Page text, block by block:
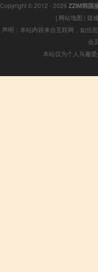
Copyright © 2012 - 2026 ZZIM韩国
| 网站地图 | 疑
声明：本站内容来自互联网，如信
会
本站仅为个人兴趣